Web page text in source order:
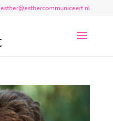
esther@esthercommuniceert.nl